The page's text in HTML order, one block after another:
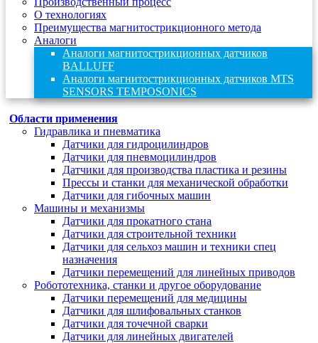
О технологиях
Преимущества магнитострикционного метода
Аналоги
Аналоги магнитострикционных датчиков
BALLUFF
Аналоги магнитострикционных датчиков MTS
SENSORS TEMPOSONICS
Области применения
Гидравлика и пневматика
Датчики для гидроцилиндров
Датчики для пневмоцилиндров
Датчики для производства пластика и резины
Прессы и станки для механической обработки
Датчики для гибочных машин
Машины и механизмы
Датчики для прокатного стана
Датчики для строительной техники
Датчики для сельхоз машин и техники спец
назначения
Датчики перемещений для линейных приводов
Робототехника, станки и другое оборудование
Датчики перемещений для медицины
Датчики для шлифовальных станков
Датчики для точечной сварки
Датчики для линейных двигателей